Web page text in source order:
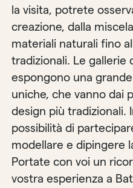
la visita, potrete
creazione, dalla
materiali naturali fino
tradizionali. Le gallerie
espongono una
uniche, che vanno dai
design più tradizionali.
possibilità di
modellare e dipingere
Portate con voi un
vostra esperienza a